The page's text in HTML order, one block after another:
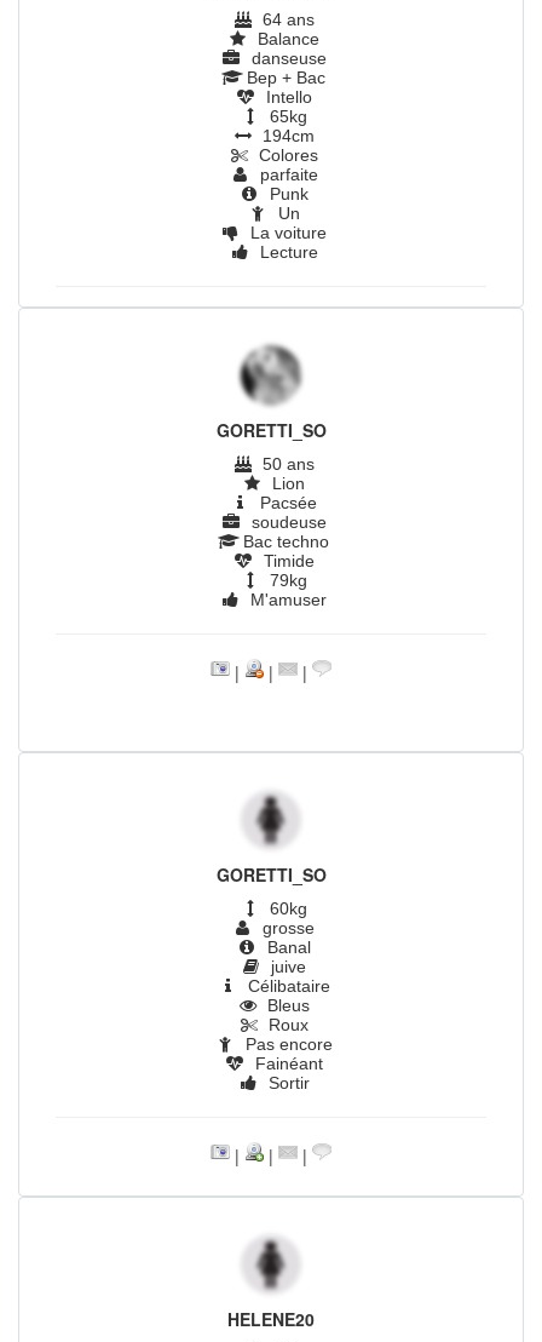
64 ans
Balance
danseuse
Bep + Bac
Intello
65kg
194cm
Colores
parfaite
Punk
Un
La voiture
Lecture
GORETTI_SO
50 ans
Lion
Pacsée
soudeuse
Bac techno
Timide
79kg
M'amuser
| | |
GORETTI_SO
60kg
grosse
Banal
juive
Célibataire
Bleus
Roux
Pas encore
Fainéant
Sortir
| | |
HELENE20